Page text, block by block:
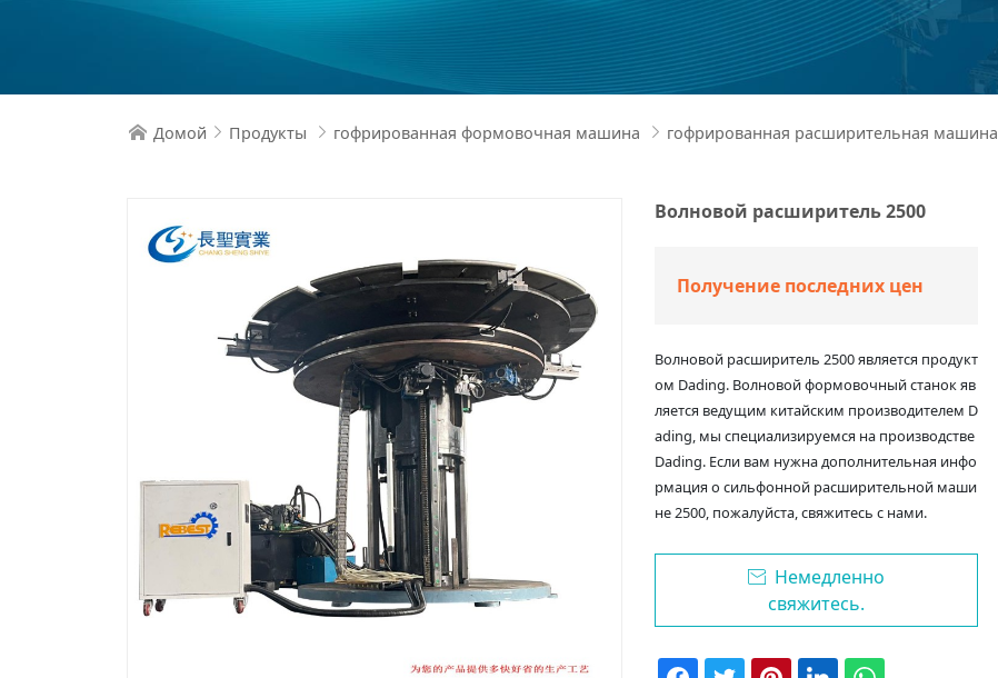
 Домой  Продукты  гофрированная формовочная машина  гофрированная расширительная машина
Волновой расширитель 2500
Получение последних цен
Волновой расширитель 2500 является продукт
ом Dading. Волновой формовочный станок яв
ляется ведущим китайским производителем D
ading, мы специализируемся на производстве
Dading. Если вам нужна дополнительная инфо
рмация о сильфонной расширительной маши
не 2500, пожалуйста, свяжитесь с нами.
 Немедленно
свяжитесь.